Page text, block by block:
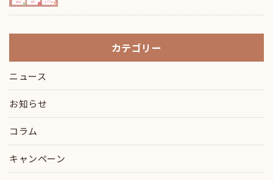
カテゴリー
ニュース
お知らせ
コラム
キャンペーン